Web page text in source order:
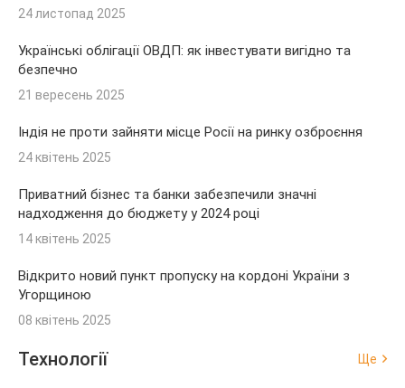
24 листопад 2025
Українські облігації ОВДП: як інвестувати вигідно та
безпечно
21 вересень 2025
Індія не проти зайняти місце Росії на ринку озброєння
24 квітень 2025
Приватний бізнес та банки забезпечили значні
надходження до бюджету у 2024 році
14 квітень 2025
Відкрито новий пункт пропуску на кордоні України з
Угорщиною
08 квітень 2025
Технології Ще